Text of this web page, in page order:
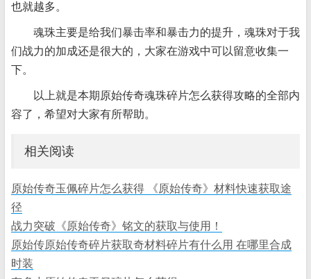
也就越多。
魂珠主要是给我们暴击率和暴击力的提升，魂珠对于我
们战力的加成还是很大的，大家在游戏中可以留意收集一
下。
以上就是本期原始传奇魂珠碎片怎么获得攻略的全部内
容了，希望对大家有所帮助。
相关阅读
原始传奇玉佩碎片怎么获得 《原始传奇》材料快速获取途
径
战力突破《原始传奇》铭文的获取与使用！
原始传原始传奇碎片获取奇材料碎片有什么用 在哪里合成
时装